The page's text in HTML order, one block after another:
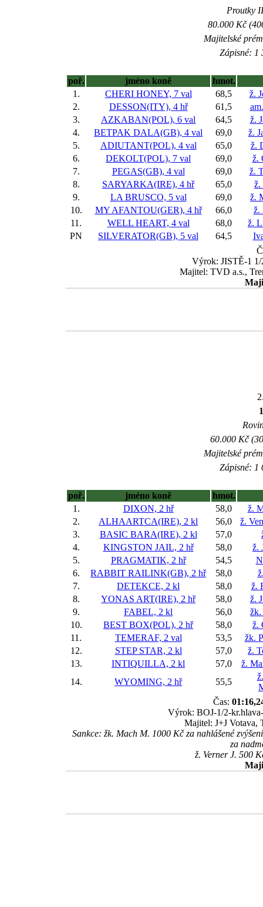
Proutky
80.000 Kč
Majitelské
Zápisné: 1
poř. jméno koně
hmot.
1.
CHERI HONEY, 7 val 68,5
ž.
2.
DESSON(ITY), 4 hř 61,5
3.
AZKABAN(POL), 6 val 64,5
ž.
4.
BETPAK DALA(GB), 4 val 69,0
ž.
5.
ADIUTANT(POL), 4 val 65,0
ž.
6.
DEKOLT(POL), 7 val 69,0
ž.
7.
PEGAS(GB), 4 val 69,0
ž.
8.
SARYARKA(IRE), 4 hř 65,0
ž.
9.
LA BRUSCO, 5 val 69,0
ž.
10.
MY AFANTOU(GER), 4 hř 66,0
ž.
11.
WELL HEART, 4 val 68,0
ž.
PN
SILVERATOR(GB), 5 val 64,5
Výrok: JISTĚ-1 1/
Majitel: TVD a.s.,
60.000 Kč
Majitelské
Zápisné: 1
poř. jméno koně
hmot.
1.
DIXON, 2 hř 58,0
ž.
2.
ALHAARTCA(IRE), 2 kl 56,0
ž.
3.
BASIC BARA(IRE), 2 kl 57,0
4.
KINGSTON JAIL, 2 hř 58,0
ž.
5.
PRAGMATIK, 2 hř 54,5
6.
RABBIT RAILINK(GB), 2 hř 58,0
7.
DETEKCE, 2 kl 58,0
ž.
8.
YONAS ART(IRE), 2 hř 58,0
ž.
9.
FABEL, 2 kl 56,0
žk.
10.
BEST BOX(POL), 2 hř 58,0
ž.
11.
TEMERAF, 2 val 53,5
žk.
12.
STEP STAR, 2 kl 57,0
ž.
13.
INTIQUILLA, 2 kl 57,0
ž.
14.
WYOMING, 2 hř 55,5
Čas:
Výrok: BOJ-1/2-
Majitel: J+J Votava,
Sankce: žk. Mach M. 1000 Kč za nahlášené
za
ž. Verner J. 500